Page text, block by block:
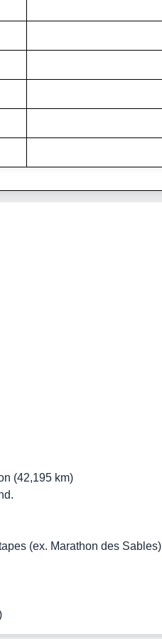
(42,195 km)
(ex. Marathon des Sables)